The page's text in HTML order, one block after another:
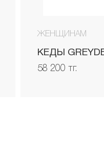
ЖЕНЩИНАМ
КЕДЫ
58 200 тг.